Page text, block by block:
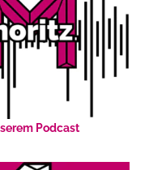
Podcast